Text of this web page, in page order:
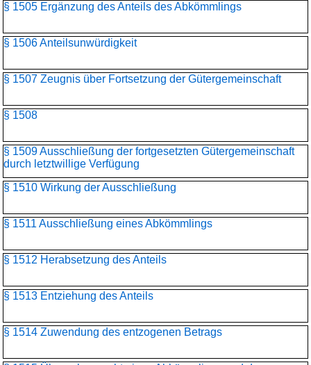
§ 1505 Ergänzung des Anteils des Abkömmlings
§ 1506 Anteilsunwürdigkeit
§ 1507 Zeugnis über Fortsetzung der Gütergemeinschaft
§ 1508
§ 1509 Ausschließung der fortgesetzten Gütergemeinschaft
durch letztwillige Verfügung
§ 1510 Wirkung der Ausschließung
§ 1511 Ausschließung eines Abkömmlings
§ 1512 Herabsetzung des Anteils
§ 1513 Entziehung des Anteils
§ 1514 Zuwendung des entzogenen Betrags